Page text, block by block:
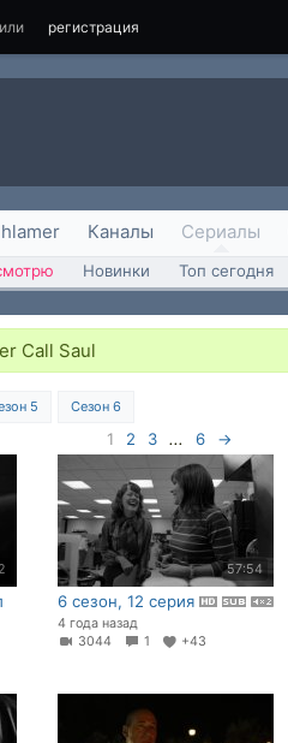
или регистрация
hlamer Каналы Сериалы
Новинки Топ сегодня
Call Saul
5 Сезон 6
1 2 3 ... 6 →
57:54
6 сезон, 12 серия
4 года назад
3044
1 +43